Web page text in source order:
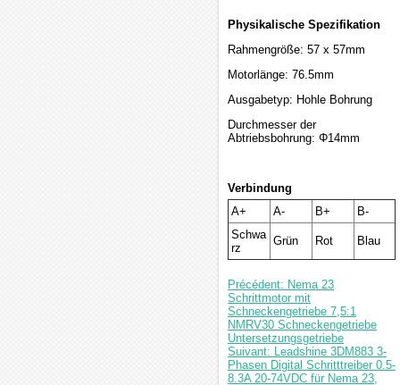
Physikalische Spezifikation
Rahmengröße: 57 x 57mm
Motorlänge: 76.5mm
Ausgabetyp: Hohle Bohrung
Durchmesser der
Abtriebsbohrung: Φ14mm
Verbindung
A+
A- B+
B-
Schwa
rz
Grün Rot Blau
Précédent: Nema 23
Schrittmotor mit
Schneckengetriebe 7,5:1
NMRV30 Schneckengetriebe
Untersetzungsgetriebe
Suivant: Leadshine 3DM883 3-
Phasen Digital Schritttreiber 0.5-
8.3A 20-74VDC für Nema 23,